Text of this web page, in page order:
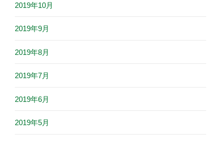
2019年10月
2019年9月
2019年8月
2019年7月
2019年6月
2019年5月